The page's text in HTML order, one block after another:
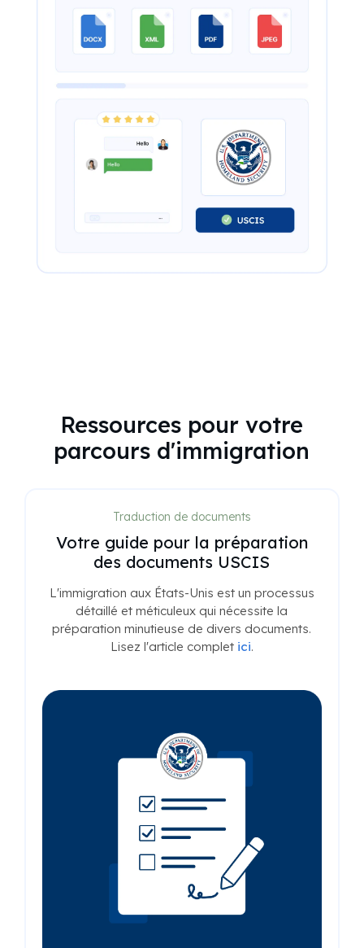
Ressources pour votre
parcours d'immigration
Traduction de documents
Votre guide pour la préparation
des documents USCIS
L'immigration aux États-Unis est un processus
détaillé et méticuleux qui nécessite la
préparation minutieuse de divers documents.
Lisez l'article complet ici.